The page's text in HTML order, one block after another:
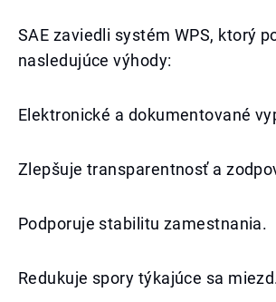
SAE zaviedli systém WPS, ktorý
nasledujúce výhody:
Elektronické a dokumentované
Zlepšuje transparentnosť a
Podporuje stabilitu zamestnania.
Redukuje spory týkajúce sa